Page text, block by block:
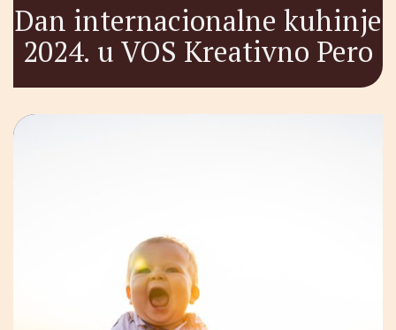
Dan internacionalne kuhinje
2024. u VOS Kreativno Pero